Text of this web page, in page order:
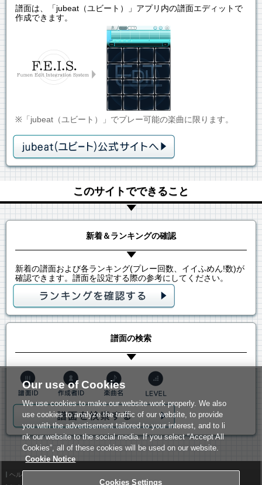
譜面は、「jubeat（ユビート）」アプリ内の譜面エディットで
作成できます。
※「jubeat（ユビート）」でプレー可能の楽曲に限ります。
このサイトでできること
新着＆ランキングの確認
新着の譜面および各ランキング(プレー回数、イイふめん!数)が
確認できます。譜面を設定する際の参考にしてください。
譜面の検索
ヘルプ
Our use of Cookies
We use cookies to make our website work properly. We also
use cookies to analyze the traffic of our website, to provide
you with the advertisement tailored to your interest, and to li
nk our website to the social media. If you select “Accept All
Cookies”, all of these cookies will be used on our website.
Cookie Notice
Cookies Settings